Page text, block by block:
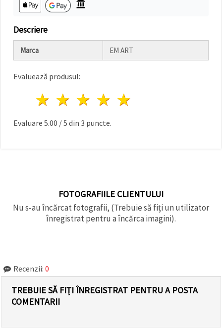
Descriere
Marca EM ART
Evaluează produsul:
4 stele
3 stele
2 stele
1 stea
Evaluare 5.00 /5 din 3 puncte.
FOTOGRAFIILE CLIENTULUI
Nu s-au încărcat fotografii, (Trebuie să fiți un utilizator
înregistrat pentru a încărca imagini).
Recenzii: 0
TREBUIE SĂ FIȚI ÎNREGISTRAT PENTRU A POSTA
COMENTARII